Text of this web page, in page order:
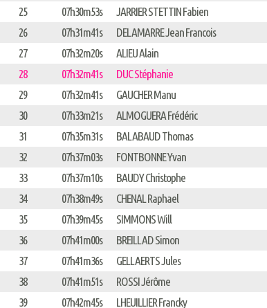
25
07h30m53s JARRIER STETTIN Fabien
26
07h31m41s DELAMARRE Jean Francois
27
07h32m20s ALIEU Alain
28
07h32m41s DUC Stéphanie
29
07h32m41s GAUCHER Manu
30
07h33m21s ALMOGUERA Frédéric
31
07h35m31s BALABAUD Thomas
32
07h37m03s FONTBONNE Yvan
33
07h37m10s BAUDY Christophe
34
07h38m49s CHENAL Raphael
35
07h39m45s SIMMONS Will
36
07h41m00s BREILLAD Simon
37
07h41m36s GELLAERTS Jules
38
07h41m51s ROSSI Jérôme
39
07h42m45s LHEUILLIER Francky